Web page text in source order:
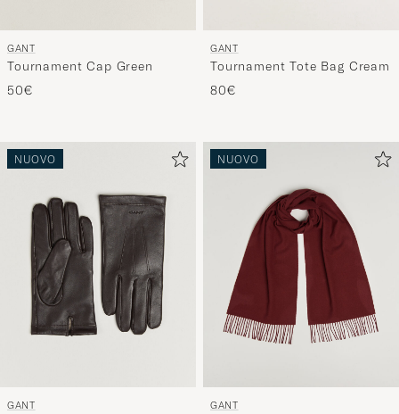
GANT
Tournament Cap Green
50€
GANT
Tournament Tote Bag Cream
80€
NUOVO
GANT
NUOVO
GANT